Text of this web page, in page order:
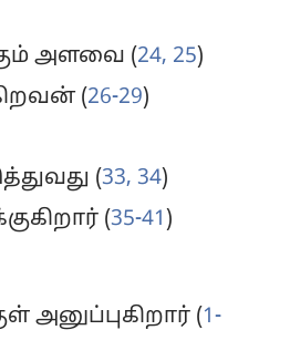
அளவை (24, 25)
(26-29)
(33, 34)
(35-41 )
அனுப்புகிறார் (1-